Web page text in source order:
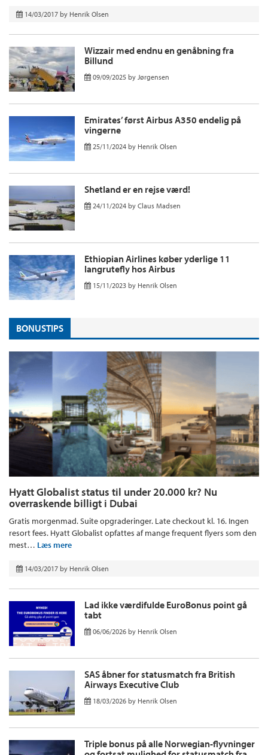
14/03/2017 by Henrik Olsen
Wizzair med endnu en genåbning fra
Billund
09/09/2025 by Jørgensen
Emirates’ først Airbus A350 endelig på
vingerne
25/11/2024 by Henrik Olsen
Shetland er en rejse værd!
24/11/2024 by Claus Madsen
Ethiopian Airlines køber yderlige 11
langrutefly hos Airbus
15/11/2023 by Henrik Olsen
BONUSTIPS
Hyatt Globalist status til under 20.000 kr? Nu
overraskende billigt i Dubai
Gratis morgenmad. Suite opgraderinger. Late checkout kl. 16. Ingen
resort fees. Hyatt Globalist opfattes af mange frequent flyers som den
mest… Læs mere
14/03/2017 by Henrik Olsen
Lad ikke værdifulde EuroBonus point gå
tabt
06/06/2026 by Henrik Olsen
SAS åbner for statusmatch fra British
Airways Executive Club
18/03/2026 by Henrik Olsen
Triple bonus på alle Norwegian-flyvninger